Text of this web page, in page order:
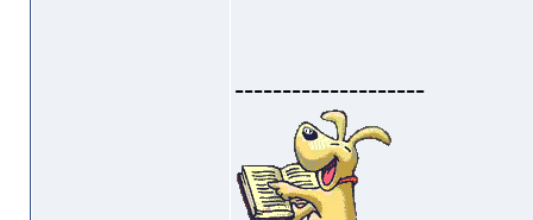
--------------------